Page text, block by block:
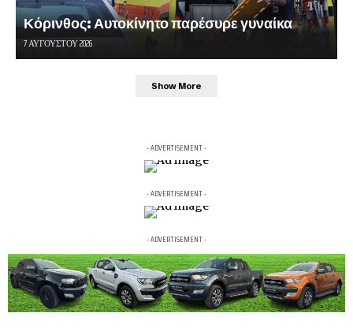
Κόρινθος: Αυτοκίνητο παρέσυρε γυναίκα
7 ΑΥΓΟΎΣΤΟΥ 2026
Show More
- ADVERTISEMENT -
- ADVERTISEMENT -
- ADVERTISEMENT -